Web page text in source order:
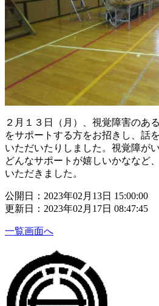
２月１３日（月）、視覚障害のあ
をサポートする方をお招きし、話
いただいたりしました。視覚障が
どんなサポートが嬉しいかななど
いただきました。
公開日：2023年02月13日 15:00:00
更新日：2023年02月17日 08:47:45
一覧画面へ